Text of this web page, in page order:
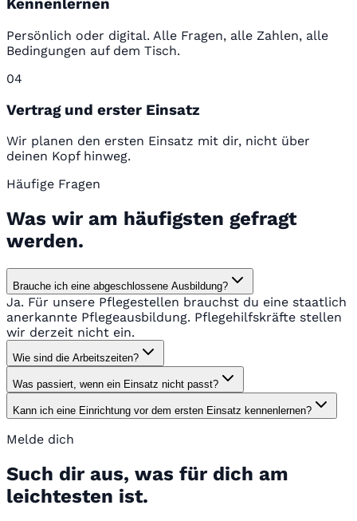
Kennenlernen
Persönlich oder digital. Alle Fragen, alle Zahlen, alle
Bedingungen auf dem Tisch.
04
Vertrag und erster Einsatz
Wir planen den ersten Einsatz mit dir, nicht über
deinen Kopf hinweg.
Häufige Fragen
Was wir am häufigsten gefragt
werden.
Brauche ich eine abgeschlossene Ausbildung?
Ja. Für unsere Pflegestellen brauchst du eine staatlich
anerkannte Pflegeausbildung. Pflegehilfskräfte stellen
wir derzeit nicht ein.
Wie sind die Arbeitszeiten?
Was passiert, wenn ein Einsatz nicht passt?
Kann ich eine Einrichtung vor dem ersten Einsatz kennenlernen?
Melde dich
Such dir aus, was für dich am
leichtesten ist.